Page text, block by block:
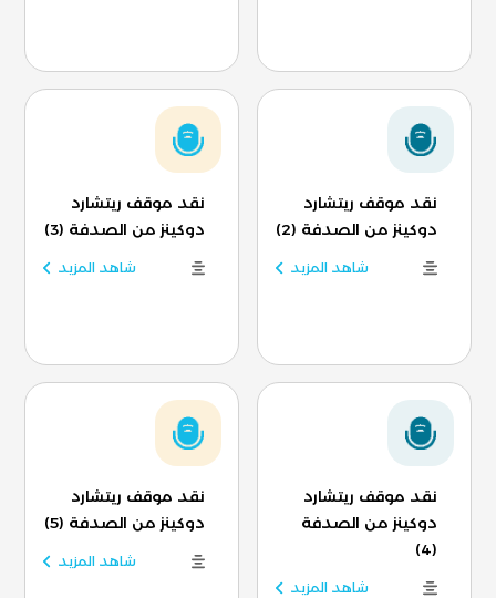
نقد موقف ريتشارد
دوكينز من الصدفة (2)
شاهد المزيد
نقد موقف ريتشارد
دوكينز من الصدفة (3)
شاهد المزيد
نقد موقف ريتشارد
دوكينز من الصدفة
(4)
شاهد المزيد
نقد موقف ريتشارد
دوكينز من الصدفة (5)
شاهد المزيد